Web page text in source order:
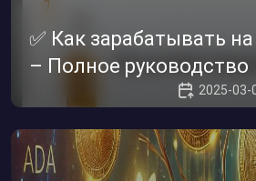
✅ Как зарабатывать
– Полное руководство
2025-03-